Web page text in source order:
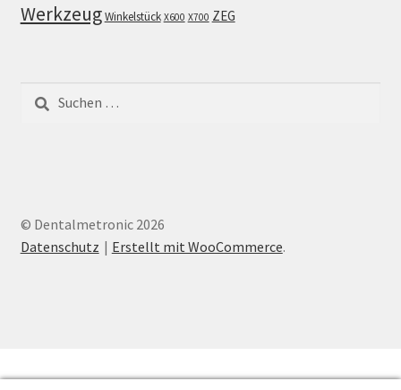
WerkzeugWinkelstück X600 X700 ZEG
Suchen
nach:
© Dentalmetronic 2026
Datenschutz
Erstellt mit WooCommerce.